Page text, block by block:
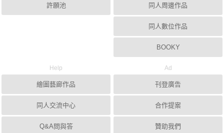
許願池 同人周邊作品
同人數位作品
BOOKY
Help
繪圖藝廊作品
同人交流中心
Q&A問與答
Ad
刊登廣告
合作提案
贊助我們